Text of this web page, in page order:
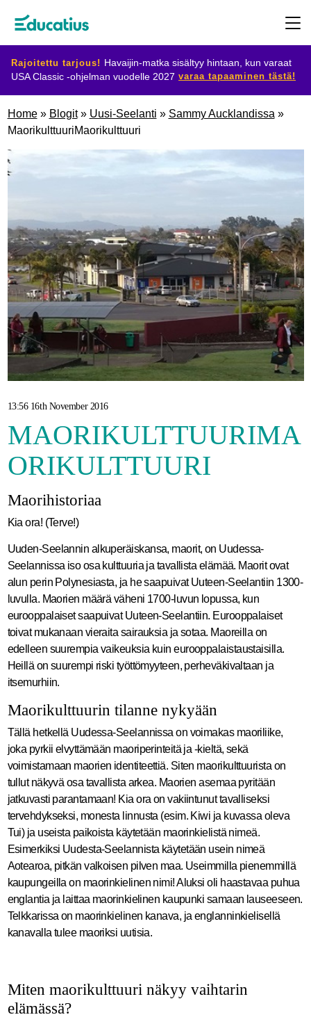
Rajoitettu tarjous! Havaijin-matka sisältyy hintaan, kun varaat
USA Classic -ohjelman vuodelle 2027 varaa tapaaminen tästä!
vaihtosi
Ryhdy
isäntäperheeksi
Home» Blogit» Uusi-Seelanti » Sammy Aucklandissa »
MaorikulttuuriMaorikulttuuri
13:56 16th November 2016
MAORIKULTTUURIMA
ORIKULTTUURI
Maorihistoriaa
Kia ora! (Terve!)
Uuden-Seelannin alkuperäiskansa, maorit, on Uudessa-
Seelannissa iso osa kulttuuria ja tavallista elämää. Maorit ovat
alun perin Polynesiasta, ja he saapuivat Uuteen-Seelantiin 1300-
luvulla. Maorien määrä väheni 1700-luvun lopussa, kun
eurooppalaiset saapuivat Uuteen-Seelantiin. Eurooppalaiset
toivat mukanaan vieraita sairauksia ja sotaa. Maoreilla on
edelleen suurempia vaikeuksia kuin eurooppalaistaustaisilla.
Heillä on suurempi riski työttömyyteen, perheväkivaltaan ja
itsemurhiin.
Maorikulttuurin tilanne nykyään
Tällä hetkellä Uudessa-Seelannissa on voimakas maoriliike,
joka pyrkii elvyttämään maoriperinteitä ja -kieltä, sekä
voimistamaan maorien identiteettiä. Siten maorikulttuurista on
tullut näkyvä osa tavallista arkea. Maorien asemaa pyritään
jatkuvasti parantamaan! Kia ora on vakiintunut tavalliseksi
tervehdykseksi, monesta linnusta (esim. Kiwi ja kuvassa oleva
Tui) ja useista paikoista käytetään maorinkielistä nimeä.
Esimerkiksi Uudesta-Seelannista käytetään usein nimeä
Aotearoa, pitkän valkoisen pilven maa. Useimmilla pienemmillä
kaupungeilla on maorinkielinen nimi! Aluksi oli haastavaa puhua
englantia ja laittaa maorinkielinen kaupunki samaan lauseeseen.
Telkkarissa on maorinkielinen kanava, ja englanninkielisellä
kanavalla tulee maoriksi uutisia.
Miten maorikulttuuri näkyy vaihtarin
elämässä?